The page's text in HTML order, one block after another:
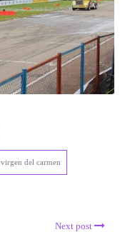
virgen del carmen
Next post